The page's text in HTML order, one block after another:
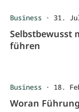
Business · 31.
Selbstbewusst
führen
Business · 18.
Woran